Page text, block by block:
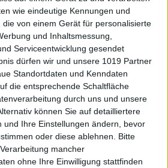
wie eindeutige Kennungen und
von einem Gerät für personalisierte
und Inhaltsmessung,
Serviceentwicklung gesendet
dürfen wir und unsere 1019 Partner
Standortdaten und Kenndaten
die entsprechende Schaltfläche
durch uns und unsere
können Sie auf detailliertere
und Ihre Einstellungen ändern, bevor
oder diese ablehnen.
Bitte
mancher
ohne Ihre Einwilligung stattfinden